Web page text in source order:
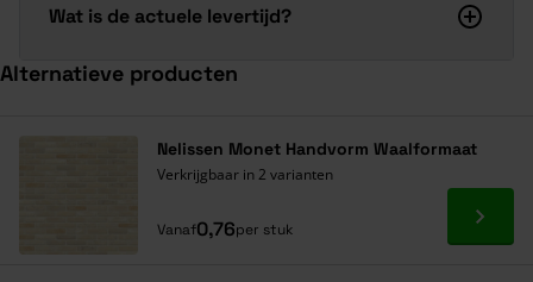
Wat is de actuele levertijd?
Alternatieve producten
Nelissen Monet Handvorm Waalformaat
Verkrijgbaar in 2 varianten
Vanaf0,76per stuk Ga